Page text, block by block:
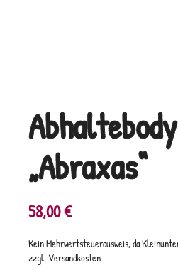
Abhaltebody
„Abraxas“
58,00€
Kein Mehrwertsteuerausweis, da
zzgl. Versandkosten